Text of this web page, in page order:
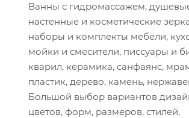
Ванны с гидромассажем,
настенные и косметические
наборы и комплекты мебели,
мойки и смесители, писсуары и
кварил, керамика, санфаянс,
пластик, дерево, камень,
Большой выбор вариантов
цветов, форм, размеров, стилей,